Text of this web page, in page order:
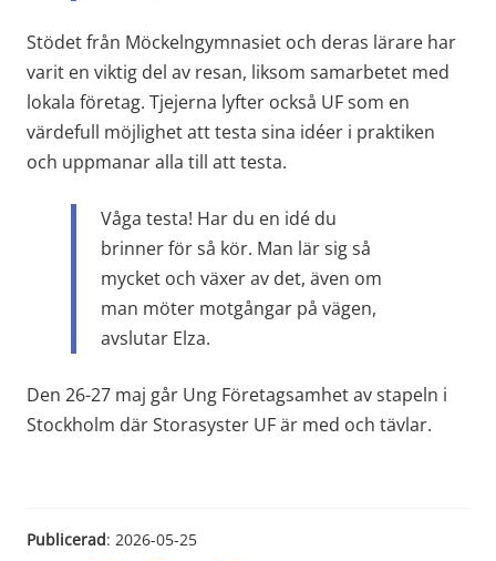
Stödet från Möckelngymnasiet och deras lärare har
varit en viktig del av resan, liksom samarbetet med
lokala företag. Tjejerna lyfter också UF som en
värdefull möjlighet att testa sina idéer i praktiken
och uppmanar alla till att testa.
Våga testa! Har du en idé du
brinner för så kör. Man lär sig så
mycket och växer av det, även om
man möter motgångar på vägen,
avslutar Elza.
Den 26-27 maj går Ung Företagsamhet av stapeln i
Stockholm där Storasyster UF är med och tävlar.
Publicerad: 2026-05-25